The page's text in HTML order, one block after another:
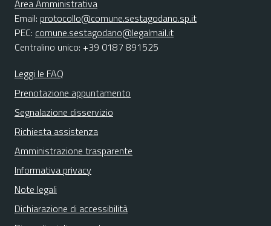
Area Amministrativa
Email: protocollo@comune.sestagodano.sp.it
PEC: comune.sestagodano@legalmail.it
Centralino unico: +39 0187 891525
Leggi le FAQ
Prenotazione appuntamento
Segnalazione disservizio
Richiesta assistenza
Amministrazione trasparente
Informativa privacy
Note legali
Dichiarazione di accessibilità